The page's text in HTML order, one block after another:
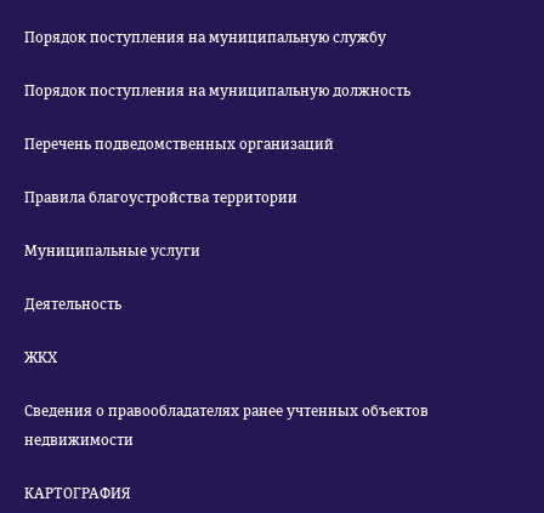
Порядок поступления на муниципальную службу
Порядок поступления на муниципальную должность
Перечень подведомственных организаций
Правила благоустройства территории
Муниципальные услуги
Деятельность
ЖКХ
Сведения о правообладателях ранее учтенных объектов
недвижимости
КАРТОГРАФИЯ